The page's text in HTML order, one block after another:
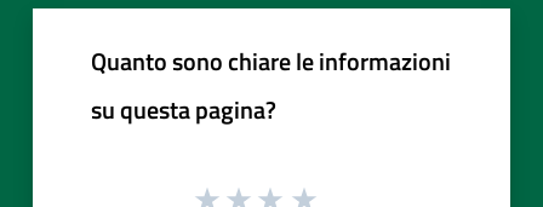
Quanto sono chiare le informazioni
su questa pagina?